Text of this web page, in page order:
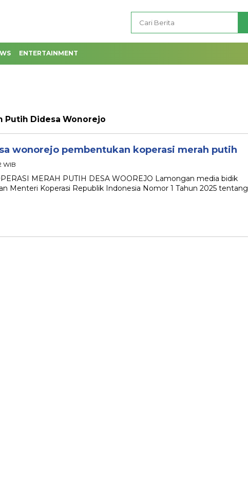
ENTERTAINMENT
Putih Didesa Wonorejo
wonorejo pembentukan koperasi merah putih
WIB
MERAH PUTIH DESA WOOREJO Lamongan media bidik
Menteri Koperasi Republik Indonesia Nomor 1 Tahun 2025 tentang